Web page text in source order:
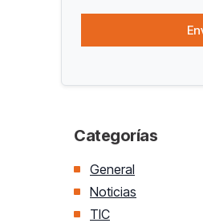
Categorías
General
Noticias
TIC